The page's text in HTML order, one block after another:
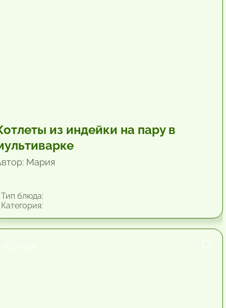
из индейки на пару в
Мария
блюда: